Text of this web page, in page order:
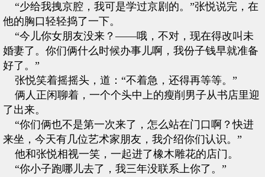
“少给我拽京腔，我可是学过京剧的。”张悦说完，在
他的胸口轻轻捣了一下。
“今儿你女朋友没来？——哦，不对，现在得改叫未
婚妻了。你们俩什么时候办事儿啊，我份子钱早就准备
好了。”
张悦笑着摇摇头，道：“不着急，还得再等等。”
俩人正闲聊着，一个个头中上的瘦削男子从书店里迎
了出来。
“你们俩也不是第一次来了，怎么站在门口啊？快进
来坐，今天有几位艺术家朋友，我介绍你们认识。”
他和张悦相视一笑，一起进了橡木雕花的店门。
“你小子跑哪儿去了，我三年没联系上你了。”